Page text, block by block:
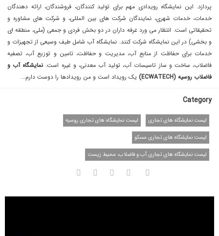
پردازد. این نمایشگاه رویدادی مهم برای تولید کنندگان، فروشندگان، ارائه دهندگان
خدمات، خدمات شهری، نمایندگان شرکت های بین المللی، و شرکت های مشاوره و
تحقیقاتی است. انتظار می ورد غرفه داران در دو بخش فردی و جمعی (ملی، منطقه ای
و بخشی) در این نمایشگاه شرکت کنند. نمایشگاه آب شامل طیف وسیعی از تجهیزات و
خدمات برای حفاظت از منابع آب، مدیریت و حفاظت، تامین و توزیع آب، تصفیه
فاضلاب، ساخت و ساز تاسیسات آب، تولید آب معدنی، و غیره است. نمایشگاه آب و
فاضلاب روسیه (ECWATECH)
یک رویداد است و من رویداد‌ها را دوست دارم...
Category
لیست نمایشگاه های تجاری لیست نمایشگاه های تجاری روسیه
لیست نمایشگاه های تجاری مسکو
لیست نمایشگاه های تجاری آب و فاضلاب، محیط زیست